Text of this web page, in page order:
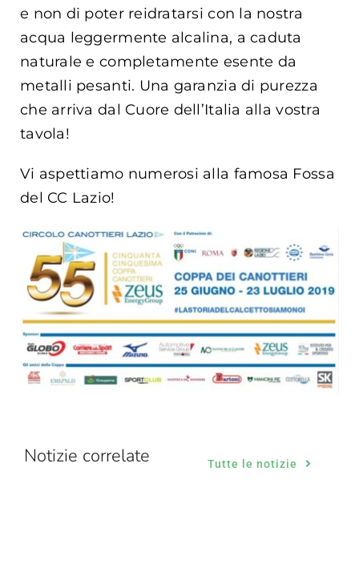
e non di poter reidratarsi con la nostra
acqua leggermente alcalina, a caduta
naturale e completamente esente da
metalli pesanti. Una garanzia di purezza
che arriva dal Cuore dell’Italia alla vostra
tavola!
Vi aspettiamo numerosi alla famosa Fossa
del CC Lazio!
Notizie correlate Tutte le notizie